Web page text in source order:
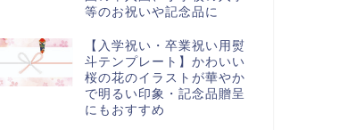
等のお祝いや記念品に
【入学祝い・卒業祝い用熨
斗テンプレート】かわいい
桜の花のイラストが華やか
で明るい印象・記念品贈呈
にもおすすめ